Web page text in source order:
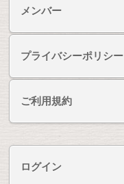
メンバー
プライバシーポリシー
ご利用規約
ログイン